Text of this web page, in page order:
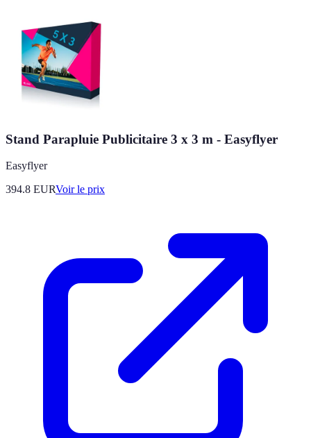
Stand Parapluie Publicitaire 3 x 3 m - Easyflyer
Easyflyer
394.8 EURVoir le prix